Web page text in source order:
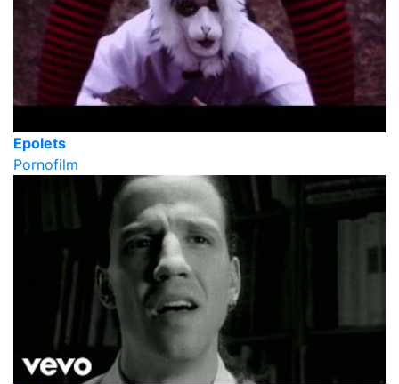
Epolets
Pornofilm